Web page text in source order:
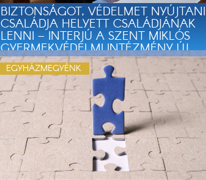
BIZTONSÁGOT, VÉDELMET
CSALÁDJA HELYETT CSALÁDJÁNAK
LENNI – INTERJÚ A SZENT MIKLÓS
GYERMEKVÉDELMI INTÉZMÉNY ÚJ
VEZETŐIVEL
EGYHÁZMEGYÉNK